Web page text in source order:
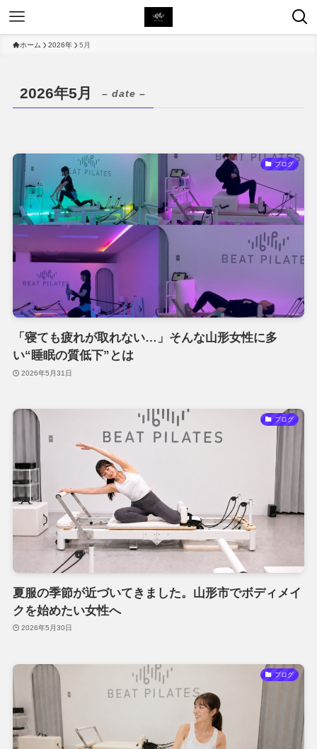
ホーム 2026年 5月
2026年5月 – date –
ブログ
「寝ても疲れが取れない…」そんな山形女性に多
い“睡眠の質低下”とは
2026年5月31日
ブログ
夏服の季節が近づいてきました。山形市でボディメイ
クを始めたい女性へ
2026年5月30日
ブログ